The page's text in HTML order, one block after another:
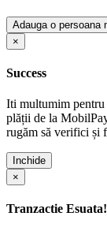
Adauga o persoana
×
Success
Iti multumim
plății de la
rugăm să verifici și
Inchide
×
Tranzactie Esuata!